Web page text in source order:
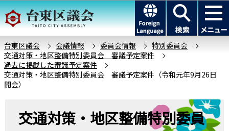
こ
の
ー
ジ
の
先
このページの本文へ移動
台東区議会 会議情報 委員会情報
特別委員会
交通対策・地区整備特別委員会 審議予定案件
過去に掲載した審議予定案件
交通対策・地区整備特別委員会 審議予定案件（令和元年9月26日
開会）
交通対策・地区整備特別委員